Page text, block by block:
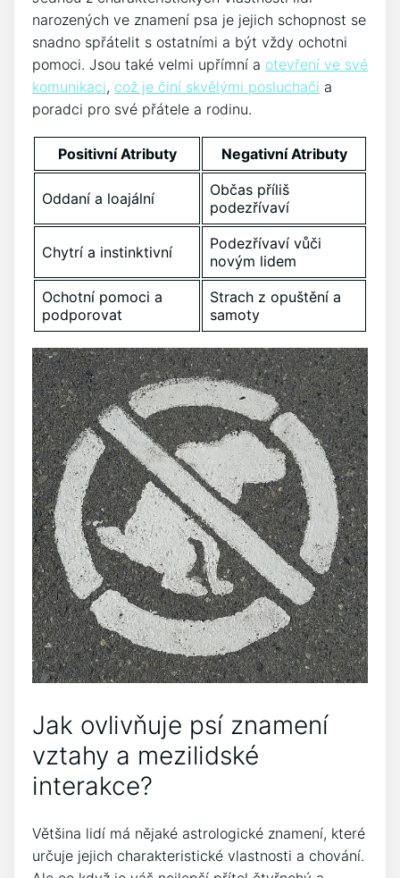
narozených ve znamení psa je jejich schopnost se
snadno spřátelit s ostatními a být vždy ochotni
pomoci. Jsou také velmi upřímní a otevření ve své
komunikaci, což je činí skvělými posluchači a
poradci pro své přátele a rodinu.
Positivní Atributy Negativní Atributy
Oddaní a loajální
Občas příliš
podezřívaví
Chytrí a instinktivní
Podezřívaví vůči
novým lidem
Ochotní pomoci a
podporovat
Strach z opuštění a
samoty
Jak ovlivňuje psí znamení
vztahy a mezilidské
interakce?
Většina lidí má nějaké astrologické znamení, které
určuje jejich charakteristické vlastnosti a chování.